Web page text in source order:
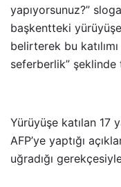
yapıyorsunuz?”
başkentteki yürüyüşe
belirterek bu
seferberlik” şeklinde
Yürüyüşe katılan 17
AFP’ye yaptığı
uğradığı